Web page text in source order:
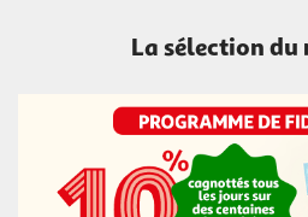
La sélection du